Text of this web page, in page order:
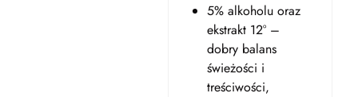
5% alkoholu oraz
ekstrakt 12° –
dobry balans
świeżości i
treściwości,